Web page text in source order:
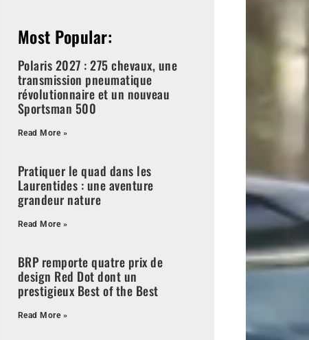
Most Popular:
Polaris 2027 : 275 chevaux, une
transmission pneumatique
révolutionnaire et un nouveau
Sportsman 500
Read More »
Pratiquer le quad dans les
Laurentides : une aventure
grandeur nature
Read More »
BRP remporte quatre prix de
design Red Dot dont un
prestigieux Best of the Best
Read More »